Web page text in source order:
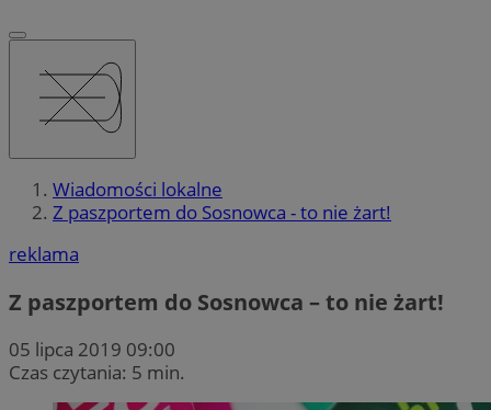
Wiadomości lokalne
Z paszportem do Sosnowca - to nie żart!
reklama
Z paszportem do Sosnowca – to nie żart!
05 lipca 2019 09:00
Czas czytania: 5 min.